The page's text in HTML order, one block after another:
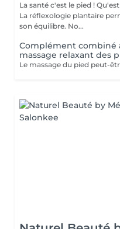
La santé c'est le pied ! Qu'est ce que la réflexologie plantaire ?
La réflexologie plantaire
son équilibre. No...
Complément combiné
massage relaxant des